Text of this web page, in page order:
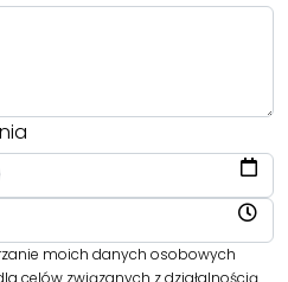
moich danych osobowych
celów związanych z działalnością